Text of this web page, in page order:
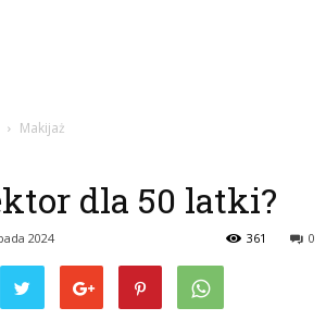
Makijaż
dla 50 latki?
2024 0
361